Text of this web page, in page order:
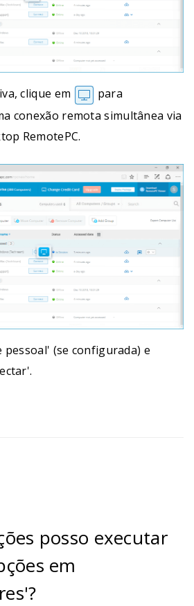
clique em
para
conexão remota simultânea via
RemotePC.
pessoal' (se configurada) e
posso executar
em